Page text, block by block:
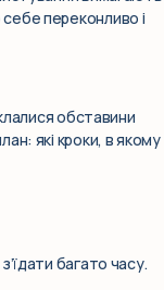
переконливо і
обставини
які кроки, в якому
багато часу.